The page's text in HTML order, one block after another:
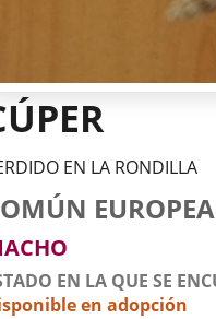
EN LA RONDILLA
EUROPEA
EN LA QUE SE
en adopción